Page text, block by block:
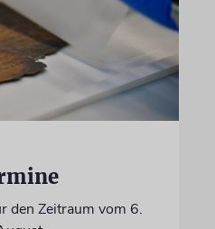
den Zeitraum vom 6.